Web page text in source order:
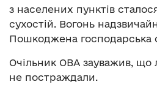
з населених пунктів
сухостій. Вогонь
Пошкоджена господарська
Очільник ОВА зауважив, що
не постраждали.